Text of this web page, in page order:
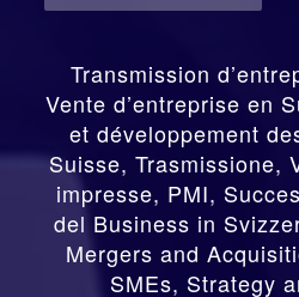
Transmission
Vente d’entreprise en
et développement
Suisse, Trasmissione,
impresse, PMI,
del Business in
Mergers and
SMEs, Strategy